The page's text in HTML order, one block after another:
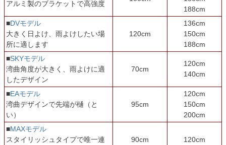
アルミ製のブラケットで高強度
188cm
■DVモデル
大きく日よけ、雨よけしたい場
所に適します
120cm
136cm
150cm
188cm
■SKYモデル
湾曲角度が大きく、雨よけに適
したデザイン
70cm
120cm
140cm
■EAモデル
湾曲デザインで先端が樋（と
い）
95cm
120cm
150cm
200cm
■MAXモデル
スタイリッシュタイプで唯一連
90cm 120cm